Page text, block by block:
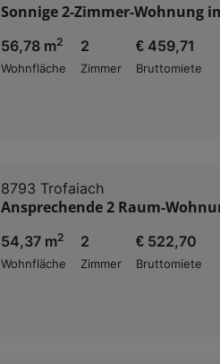
Sonnige 2-Zimmer-Wohnung
56,78 m2
Wohnfläche
2
Zimmer
€ 459,71
Bruttomiete
8793 Trofaiach
Ansprechende 2 Raum-
54,37 m2
Wohnfläche
2
Zimmer
€ 522,70
Bruttomiete